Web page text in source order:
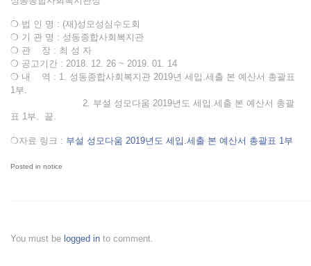
❍ 법 인 명 : (재)성모성심수도회
❍ 기 관 명 : 성동종합사회복지관
❍ 관 장 : 최 성 자
❍ 공고기간 : 2018. 12. 26 ~ 2019. 01. 14
❍ 내 역 : 1. 성동종합사회복지관 2019년 세입.세출 본 예산서 총괄표
1부.
2. 부설 성모다움 2019년도 세입.세출 본 예산서 총괄
표 1부. 끝.
❍자료 링크 : 부설 성모다움 2019년도 세입.세출 본 예산서 총괄표 1부
Posted in notice
You must be logged in to comment.